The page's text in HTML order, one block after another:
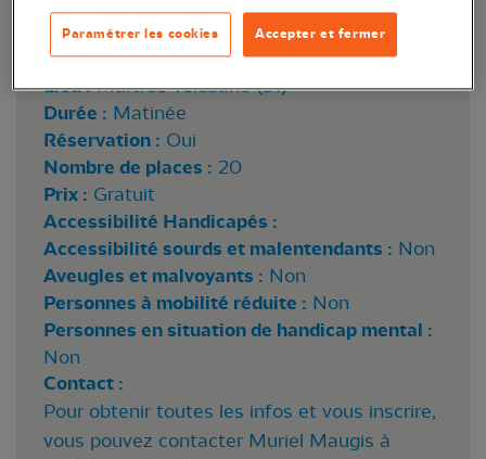
Lieu : Martres-Tolosane (31)
Durée : Matinée
Réservation : Oui
Nombre de places : 20
Prix : Gratuit
Accessibilité Handicapés :
Accessibilité sourds et malentendants : Non
Aveugles et malvoyants : Non
Personnes à mobilité réduite : Non
Personnes en situation de handicap mental :
Non
Contact :
Pour obtenir toutes les infos et vous inscrire,
vous pouvez contacter Muriel Maugis à
Accepter et fermer
Paramétrer les cookies